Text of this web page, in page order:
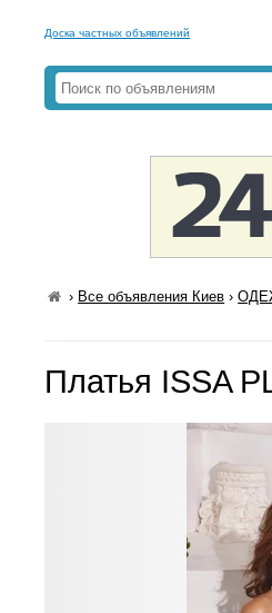
Доска частных объявлений
› Все объявления Киев ›
Платья ISSA